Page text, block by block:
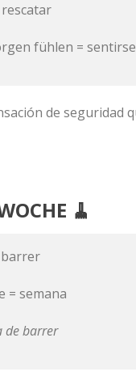
fühlen =
de seguridad
🧹
= semana
de barrer